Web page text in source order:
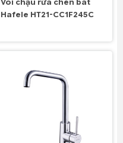
Vòi chậu rửa chén bát
Hafele HT21-CC1F245C